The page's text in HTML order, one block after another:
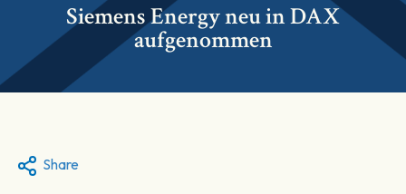
Siemens Energy neu in DAX
aufgenommen
Share